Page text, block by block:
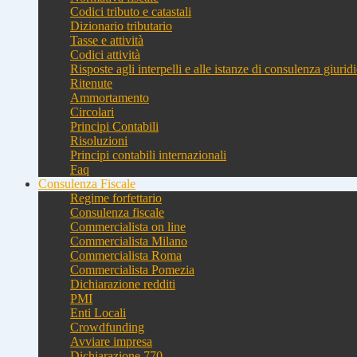
Codici tributo e catastali
Dizionario tributario
Tasse e attività
Codici attività
Risposte agli interpelli e alle istanze di consulenza
Ritenute
Ammortamento
Circolari
Principi Contabili
Risoluzioni
Principi contabili internazionali
Faq
Consulenza Fiscale
Regime forfettario
Consulenza fiscale
Commercialista on line
Commercialista Milano
Commercialista Roma
Commercialista Pomezia
Dichiarazione redditi
PMI
Enti Locali
Crowdfunding
Avviare impresa